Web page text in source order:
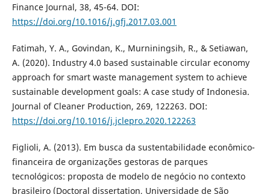
Finance Journal, 38, 45-64. DOI:
https://doi.org/10.1016/j.gfj.2017.03.001
Fatimah, Y. A., Govindan, K., Murniningsih, R., & Setiawan,
A. (2020). Industry 4.0 based sustainable circular economy
approach for smart waste management system to achieve
sustainable development goals: A case study of Indonesia.
Journal of Cleaner Production, 269, 122263. DOI:
https://doi.org/10.1016/j.jclepro.2020.122263
Figlioli, A. (2013). Em busca da sustentabilidade econômico-
financeira de organizações gestoras de parques
tecnológicos: proposta de modelo de negócio no contexto
brasileiro (Doctoral dissertation, Universidade de São